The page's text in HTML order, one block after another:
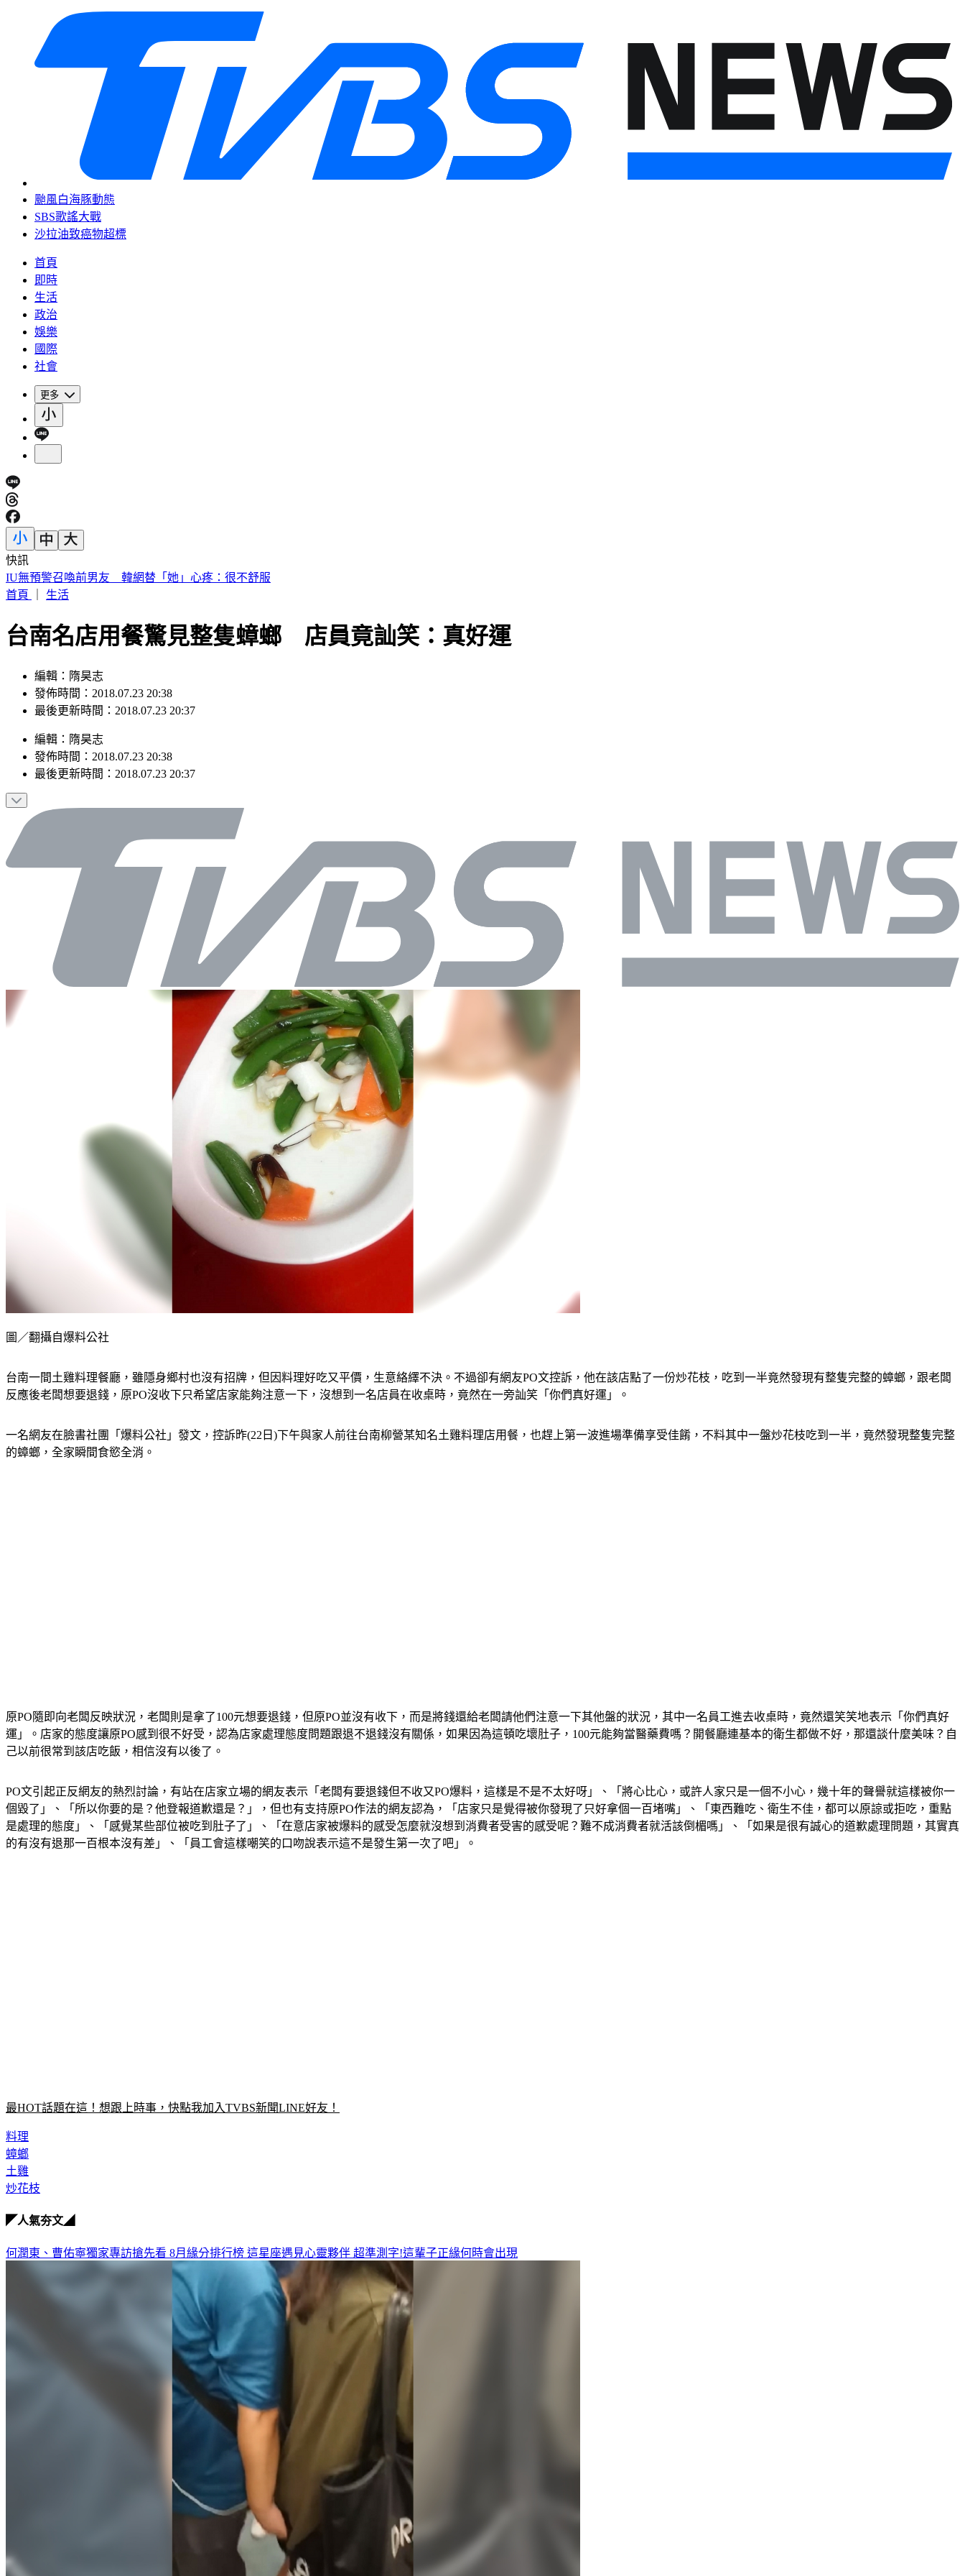
颱風白海豚動態
SBS歌謠大戰
沙拉油致癌物超標
首頁
即時
生活
政治
娛樂
國際
社會
更多
快訊
IU無預警召喚前男友 韓網替「她」心疼：很不舒服
首頁
生活
台南名店用餐驚見整隻蟑螂 店員竟訕笑：真好運
編輯：隋昊志
發佈時間：2018.07.23 20:38
最後更新時間：2018.07.23 20:37
編輯 ： 隋昊志
發佈時間： 2018.07.23 20:38
最後更新時間： 2018.07.23 20:37
圖／翻攝自爆料公社
台南一間土雞料理餐廳，雖隱身鄉村也沒有招牌，但因料理好吃又平價，生意絡繹不決。不過卻有網友PO文控訴，他在該店點了一份炒花枝，吃到一半竟然發現有整隻完整的蟑螂，跟老闆
反應後老闆想要退錢，原PO沒收下只希望店家能夠注意一下，沒想到一名店員在收桌時，竟然在一旁訕笑「你們真好運」。
一名網友在臉書社團「爆料公社」發文，控訴昨(22日)下午與家人前往台南柳營某知名土雞料理店用餐，也趕上第一波進場準備享受佳餚，不料其中一盤炒花枝吃到一半，竟然發現整隻完整
的蟑螂，全家瞬間食慾全消。
原PO隨即向老闆反映狀況，老闆則是拿了100元想要退錢，但原PO並沒有收下，而是將錢還給老闆請他們注意一下其他盤的狀況，其中一名員工進去收桌時，竟然還笑笑地表示「你們真好
運」。店家的態度讓原PO感到很不好受，認為店家處理態度問題跟退不退錢沒有關係，如果因為這頓吃壞肚子，100元能夠當醫藥費嗎？開餐廳連基本的衛生都做不好，那還談什麼美味？自
己以前很常到該店吃飯，相信沒有以後了。
PO文引起正反網友的熱烈討論，有站在店家立場的網友表示「老闆有要退錢但不收又PO爆料，這樣是不是不太好呀」、「將心比心，或許人家只是一個不小心，幾十年的聲譽就這樣被你一
個毀了」、「所以你要的是？他登報道歉還是？」，但也有支持原PO作法的網友認為，「店家只是覺得被你發現了只好拿個一百堵嘴」、「東西難吃、衛生不佳，都可以原諒或拒吃，重點
是處理的態度」、「感覺某些部位被吃到肚子了」、「在意店家被爆料的感受怎麼就沒想到消費者受害的感受呢？難不成消費者就活該倒楣嗎」、「如果是很有誠心的道歉處理問題，其實真
的有沒有退那一百根本沒有差」、「員工會這樣嘲笑的口吻說表示這不是發生第一次了吧」。
最HOT話題在這！想跟上時事，快點我加入TVBS新聞LINE好友！
料理
蟑螂
土雞
炒花枝
◤人氣夯文◢
何潤東、曹佑寧獨家專訪搶先看 8月緣分排行榜 這星座遇見心靈夥伴 超準測字!這輩子正緣何時會出現